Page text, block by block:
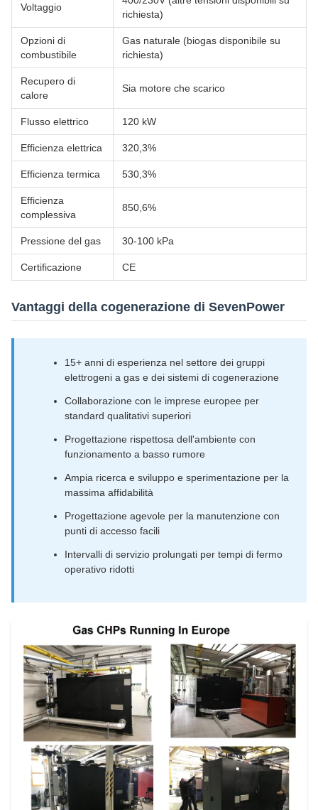
Voltaggio
richiesta)
Opzioni di
combustibile
Gas naturale (biogas disponibile su
richiesta)
Recupero di
calore
Sia motore che scarico
Flusso elettrico 120 kW
Efficienza elettrica 320,3%
Efficienza termica 530,3%
Efficienza
complessiva
850,6%
Pressione del gas 30-100 kPa
Certificazione CE
Vantaggi della cogenerazione di SevenPower
15+ anni di esperienza nel settore dei gruppi
elettrogeni a gas e dei sistemi di cogenerazione
Collaborazione con le imprese europee per
standard qualitativi superiori
Progettazione rispettosa dell'ambiente con
funzionamento a basso rumore
Ampia ricerca e sviluppo e sperimentazione per la
massima affidabilità
Progettazione agevole per la manutenzione con
punti di accesso facili
Intervalli di servizio prolungati per tempi di fermo
operativo ridotti